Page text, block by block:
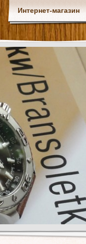
Интернет-магазин